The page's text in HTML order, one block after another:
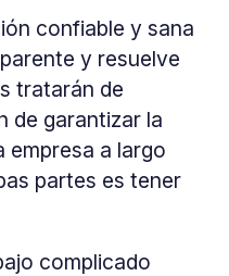
confiable y sana
y resuelve
tratarán de
de garantizar la
empresa a largo
partes es tener
complicado